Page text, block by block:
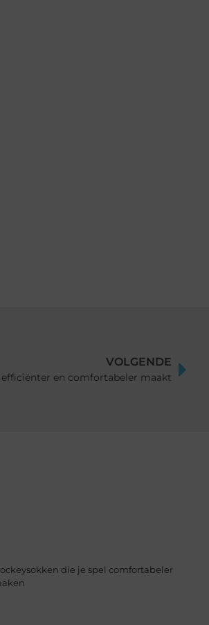
VOLGENDE
en comfortabeler maakt
die je spel comfortabeler